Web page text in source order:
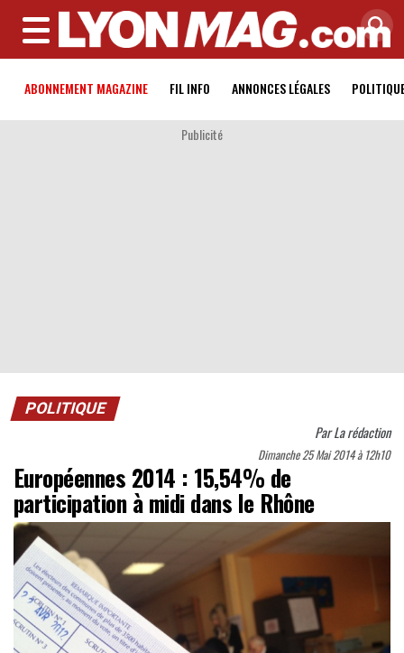
MENU
ABONNEMENT MAGAZINE FIL INFO ANNONCES LÉGALES
Publicité
POLITIQUE
ParLa rédaction
Dimanche 25 Mai 2014 à 12h10
Européennes 2014 : 15,54% de
participation à midi dans le Rhône